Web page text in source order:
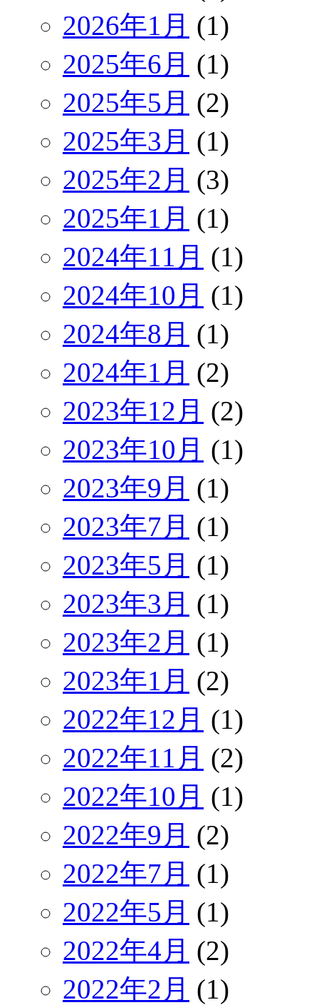
2026年1月 (1)
2025年6月 (1)
2025年5月 (2)
2025年3月 (1)
2025年2月 (3)
2025年1月 (1)
2024年11月 (1)
2024年10月 (1)
2024年8月 (1)
2024年1月 (2)
2023年12月 (2)
2023年10月 (1)
2023年9月 (1)
2023年7月 (1)
2023年5月 (1)
2023年3月 (1)
2023年2月 (1)
2023年1月 (2)
2022年12月 (1)
2022年11月 (2)
2022年10月 (1)
2022年9月 (2)
2022年7月 (1)
2022年5月 (1)
2022年4月 (2)
2022年2月 (1)